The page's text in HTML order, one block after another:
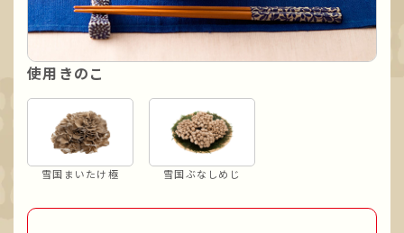
使用きのこ
雪国まいたけ極 雪国ぶなしめじ